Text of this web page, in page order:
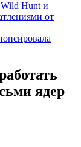
Hunt и
от
ядер